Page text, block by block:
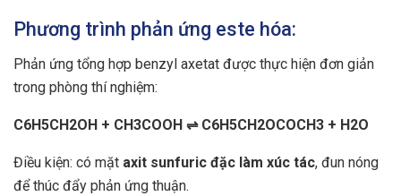
Phương trình phản ứng este hóa:
Phản ứng tổng hợp benzyl axetat được thực hiện đơn giản
trong phòng thí nghiệm:
C6H5CH2OH + CH3COOH ⇌ C6H5CH2OCOCH3 + H2O
Điều kiện: có mặt axit sunfuric đặc làm xúc tác, đun nóng
để thúc đẩy phản ứng thuận.